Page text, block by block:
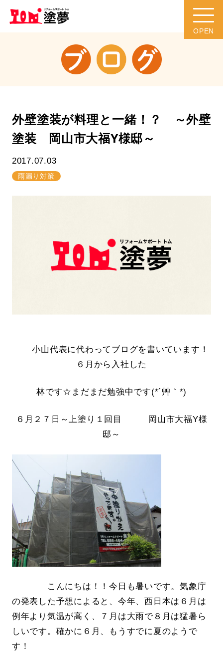
外壁塗装が料理と一緒！？ ～外壁
塗装 岡山市大福Y様邸～
2017.07.03
雨漏り対策
小山代表に代わってブログを書いています！
６月から入社した
林です☆まだまだ勉強中です(*´艸｀*)
６月２７日～上塗り１回目 岡山市大福Y様
邸～
こんにちは！！今日も暑いです。気象庁
の発表した予想によると、今年、西日本は６月は
例年より気温が高く、７月は大雨で８月は猛暑ら
しいです。確かに６月、もうすでに夏のようで
す！